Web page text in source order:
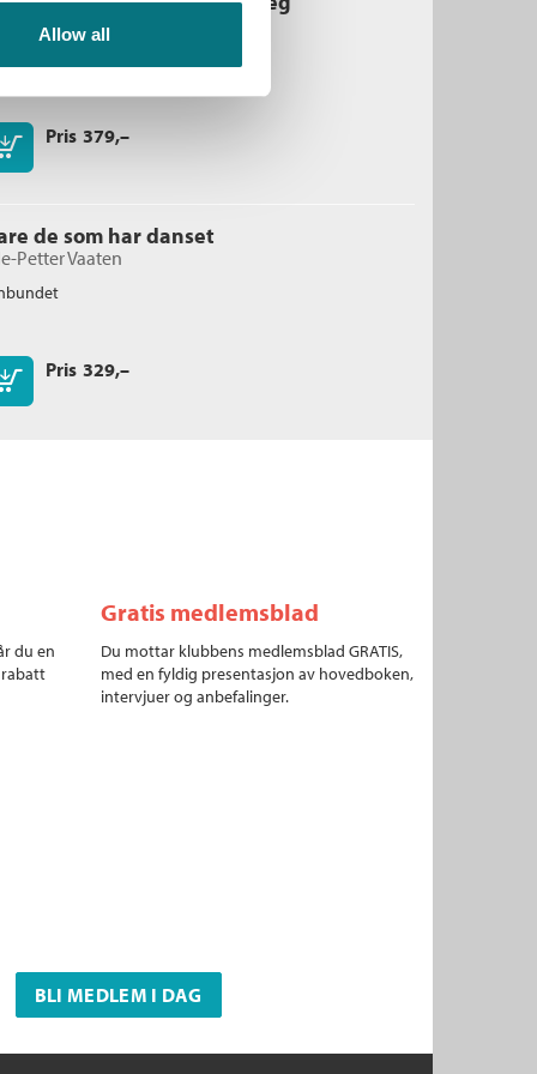
Allow all
Petter Vaaten
Pris 379,–
Kjøp
de som har danset
Petter Vaaten
Pris 329,–
Kjøp
du en
Gratis medlemsblad
Du mottar klubbens medlemsblad GRATIS,
med en fyldig presentasjon av hovedboken,
intervjuer og anbefalinger.
BLI MEDLEM I DAG